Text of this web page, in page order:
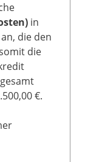
in
die den
die
€.